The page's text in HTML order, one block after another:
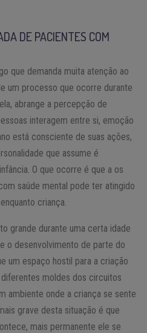
DE PACIENTES COM
que demanda muita atenção ao
um processo que ocorre durante
abrange a percepção de
interagem entre si, emoção
está consciente de suas ações,
que assume é
O que ocorre é que a os
saúde mental pode ter atingido
criança.
grande durante uma certa idade
o desenvolvimento de parte do
um espaço hostil para a criação
moldes dos circuitos
ambiente onde a criança se sente
grave desta situação é que
mais permanente ele se